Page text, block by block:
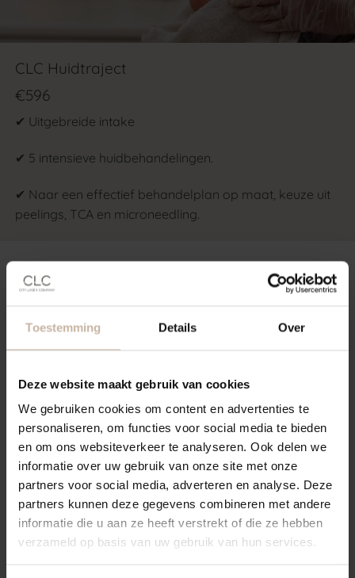
Toestemming Details Over
Deze website maakt gebruik van cookies
We gebruiken cookies om content en advertenties te
personaliseren, om functies voor social media te bieden
en om ons websiteverkeer te analyseren. Ook delen we
informatie over uw gebruik van onze site met onze
partners voor social media, adverteren en analyse. Deze
partners kunnen deze gegevens combineren met andere
informatie die u aan ze heeft verstrekt of die ze hebben
verzameld op basis van uw gebruik van hun services.
CLC Huidtraject
€596
✔ Uitgebreide intake
✔ 5 intensieve huidbehandelingen.
✔ Naar een effectief behandelplan op maat, keuze uit
peelings, TCA en microneedling.
Boek het CLC huidtraject
Wil jij werken aan een gezonde, vernieuwde
Boek direct jouw afspraak om het
huidtraject van 5 behandelingen te starten!
Plan mijn afspraak in